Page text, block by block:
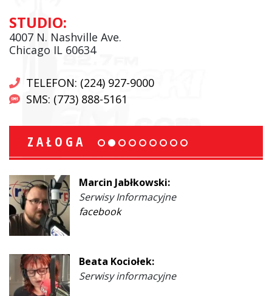
STUDIO:
4007 N. Nashville Ave.
Chicago IL 60634
TELEFON: (224) 927-9000
SMS: (773) 888-5161
ZAŁOGA
Marcin Jabłkowski:
Serwisy Informacyjne
facebook
Beata Kociołek:
Serwisy informacyjne